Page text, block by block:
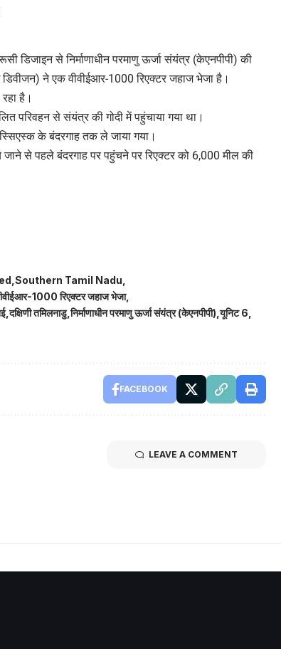
डिजाइन से निर्माणाधीन परमाणु ऊर्जा संयंत्र (केएनपीपी) की
ने एक वीवीईआर-1000 रिएक्टर जहाज भेजा है।
है।
परिवहन से संयंत्र की गोदी में पहुंचाया गया था।
के बंदरगाह तक ले जाया गया।
जाने से पहले बंदरगाह पर पहुंचने पर रिएक्टर को 6,000 मील की
Southern Tamil Nadu
1000 रिएक्टर जहाज भेजा
दक्षिणी तमिलनाडु निर्माणाधीन परमाणु ऊर्जा संयंत्र (केएनपीपी) यूनिट 6
FACEBOOK
LEAVE A COMMENT